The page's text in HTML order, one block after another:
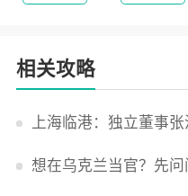
相关攻略
上海临港：独立董事
想在乌克兰当官？先